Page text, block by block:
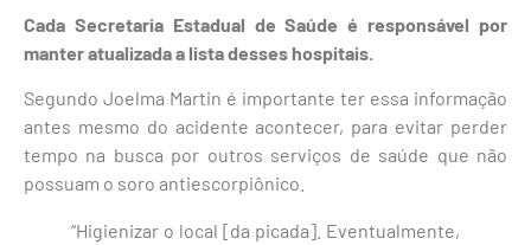
Cada Secretaria Estadual de Saúde é responsável por
manter atualizada a lista desses hospitais.
Segundo Joelma Martin é importante ter essa informação
antes mesmo do acidente acontecer, para evitar perder
tempo na busca por outros serviços de saúde que não
possuam o soro antiescorpiônico.
“Higienizar o local [da picada]. Eventualmente,